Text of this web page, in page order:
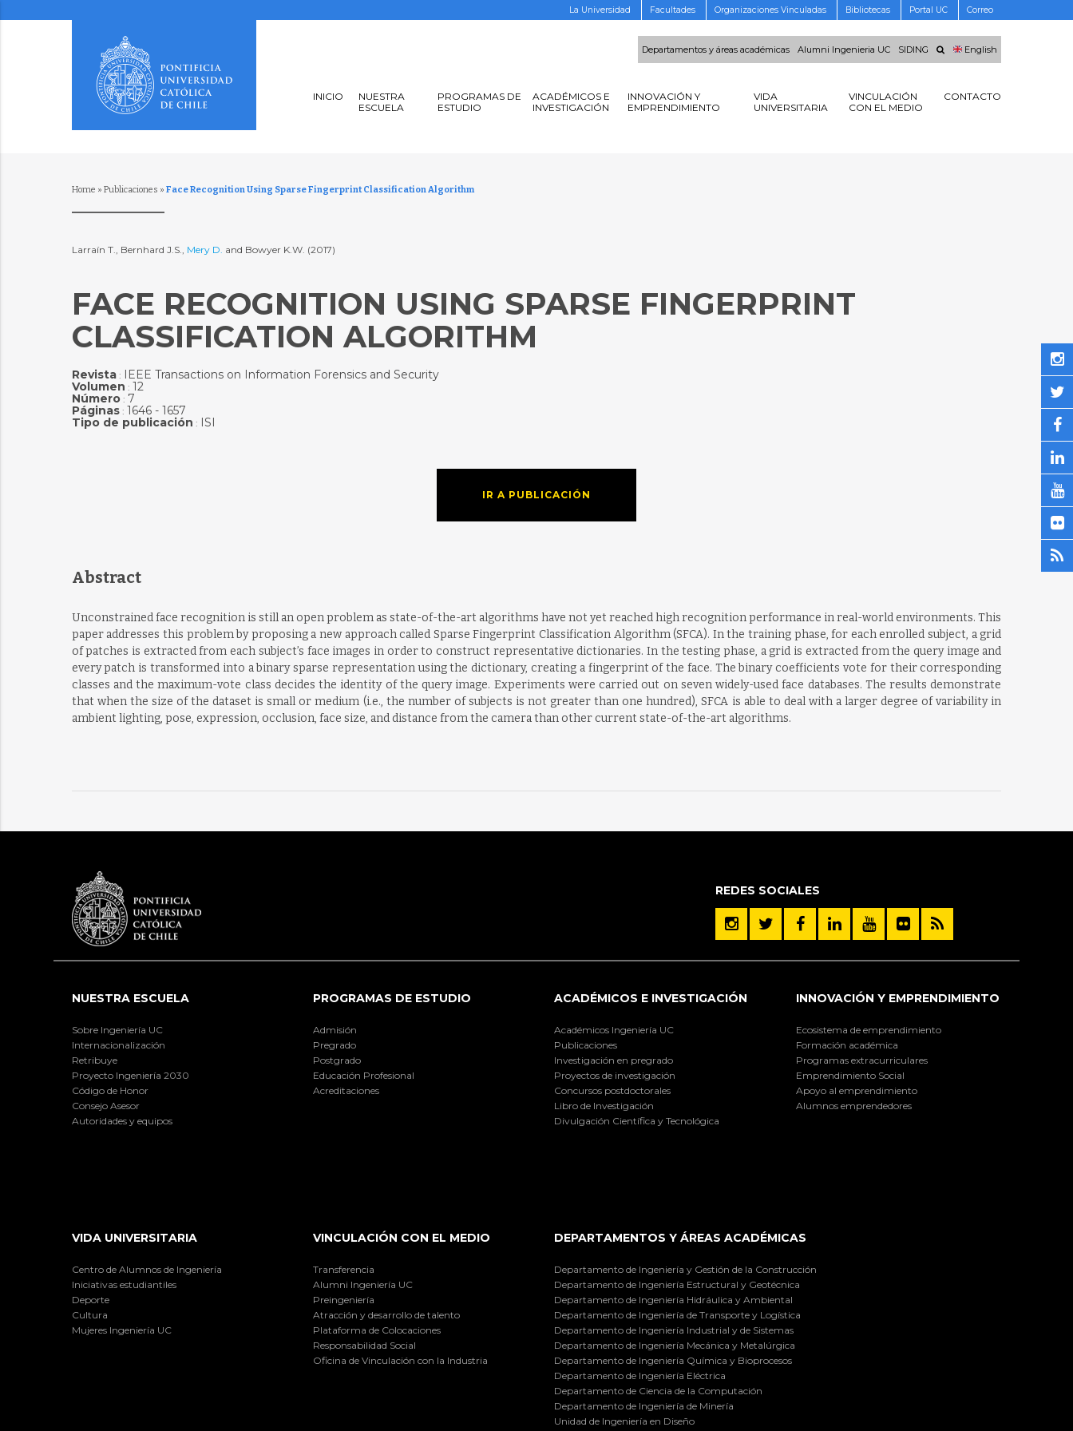
La Universidad Facultades Organizaciones Vinculadas Bibliotecas Portal UC Correo
Departamentos y áreas académicas Alumni Ingenieria UC SIDING English
INICIO
NUESTRA
ESCUELA
PROGRAMAS DE
ESTUDIO
ACADÉMICOS E
INVESTIGACIÓN
INNOVACIÓN Y
EMPRENDIMIENTO
VIDA
UNIVERSITARIA
VINCULACIÓN
CON EL MEDIO
CONTACTO
Home » Publicaciones » Face Recognition Using Sparse Fingerprint Classification Algorithm
Larraín T., Bernhard J.S., Mery D. and Bowyer K.W. (2017)
FACE RECOGNITION USING SPARSE FINGERPRINT
CLASSIFICATION ALGORITHM
Revista: IEEE Transactions on Information Forensics and Security
Volumen : 12
Número: 7
Páginas: 1646 - 1657
Tipo de publicación : ISI
IR A PUBLICACIÓN
Abstract
Unconstrained face recognition is still an open problem as state-of-the-art algorithms have not yet reached high recognition performance in real-world environments. This
paper addresses this problem by proposing a new approach called Sparse Fingerprint Classification Algorithm (SFCA). In the training phase, for each enrolled subject, a grid
of patches is extracted from each subject’s face images in order to construct representative dictionaries. In the testing phase, a grid is extracted from the query image and
every patch is transformed into a binary sparse representation using the dictionary, creating a fingerprint of the face. The binary coefficients vote for their corresponding
classes and the maximum-vote class decides the identity of the query image. Experiments were carried out on seven widely-used face databases. The results demonstrate
that when the size of the dataset is small or medium (i.e., the number of subjects is not greater than one hundred), SFCA is able to deal with a larger degree of variability in
ambient lighting, pose, expression, occlusion, face size, and distance from the camera than other current state-of-the-art algorithms.
REDES SOCIALES
NUESTRA ESCUELA
Sobre Ingeniería UC
Internacionalización
Retribuye
Proyecto Ingeniería 2030
Código de Honor
Consejo Asesor
Autoridades y equipos
PROGRAMAS DE ESTUDIO
Admisión
Pregrado
Postgrado
Educación Profesional
Acreditaciones
ACADÉMICOS E INVESTIGACIÓN
Académicos Ingeniería UC
Publicaciones
Investigación en pregrado
Proyectos de investigación
Concursos postdoctorales
Libro de Investigación
Divulgación Científica y Tecnológica
INNOVACIÓN Y EMPRENDIMIENTO
Ecosistema de emprendimiento
Formación académica
Programas extracurriculares
Emprendimiento Social
Apoyo al emprendimiento
Alumnos emprendedores
VIDA UNIVERSITARIA
Centro de Alumnos de Ingeniería
Iniciativas estudiantiles
Deporte
Cultura
Mujeres Ingeniería UC
VINCULACIÓN CON EL MEDIO
Transferencia
Alumni Ingeniería UC
Preingeniería
Atracción y desarrollo de talento
Plataforma de Colocaciones
Responsabilidad Social
Oficina de Vinculación con la Industria
DEPARTAMENTOS Y ÁREAS ACADÉMICAS
Departamento de Ingeniería y Gestión de la Construcción
Departamento de Ingeniería Estructural y Geotécnica
Departamento de Ingeniería Hidráulica y Ambiental
Departamento de Ingeniería de Transporte y Logística
Departamento de Ingeniería Industrial y de Sistemas
Departamento de Ingeniería Mecánica y Metalúrgica
Departamento de Ingeniería Química y Bioprocesos
Departamento de Ingeniería Eléctrica
Departamento de Ciencia de la Computación
Departamento de Ingeniería de Minería
Unidad de Ingeniería en Diseño